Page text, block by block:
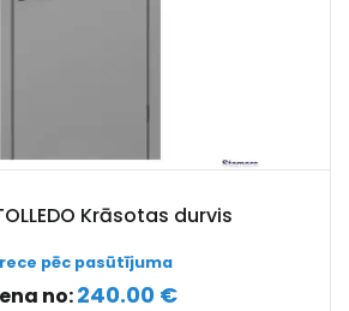
Krāsotas durvis
pēc pasūtījuma
no:240.00 €